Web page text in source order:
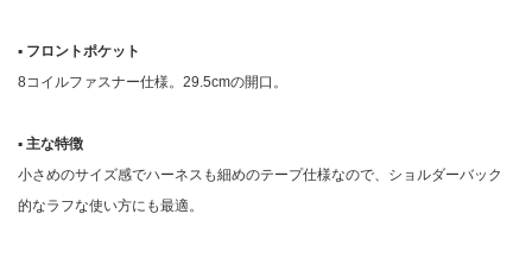
▪︎ フロントポケット
8コイルファスナー仕様。29.5cmの開口。
▪︎ 主な特徴
小さめのサイズ感でハーネスも細めのテープ仕様なので、ショルダーバック
的なラフな使い方にも最適。